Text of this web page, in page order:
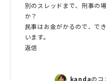
別のスレッドまで、刑事の
か？
民事はお金がかるので、で
います。
返信
kandaのコ